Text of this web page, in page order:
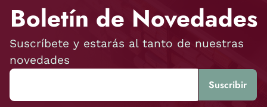
Boletín de Novedades
Suscríbete y estarás al tanto de nuestras
novedades